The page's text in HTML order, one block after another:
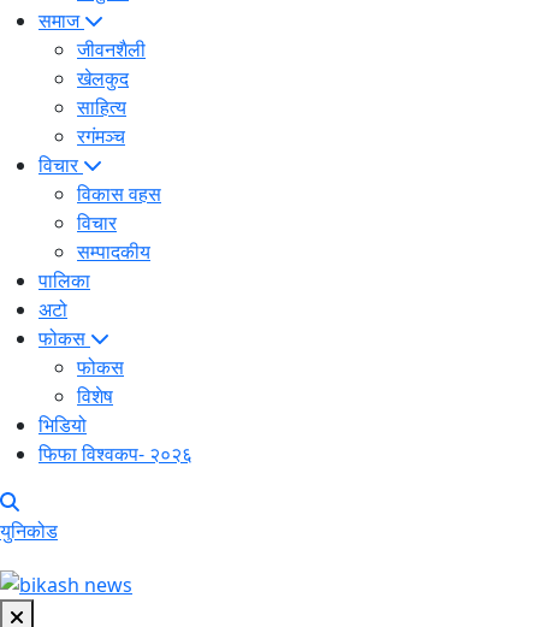
समाज
जीवनशैली
खेलकुद
साहित्य
रगंमञ्च
विचार
विकास वहस
विचार
सम्पादकीय
पालिका
अटो
फोकस
फोकस
विशेष
भिडियो
फिफा विश्वकप- २०२६
युनिकोड